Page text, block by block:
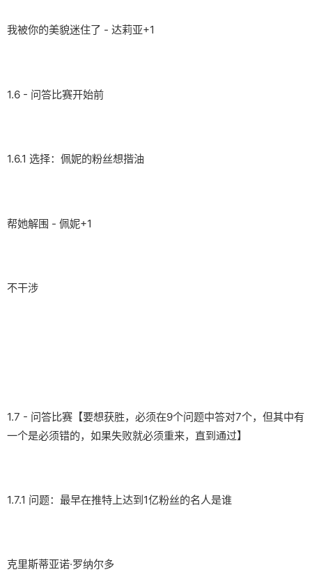
我被你的美貌迷住了 - 达莉亚+1
1.6 - 问答比赛开始前
1.6.1 选择：佩妮的粉丝想揩油
帮她解围 - 佩妮+1
不干涉
1.7 - 问答比赛【要想获胜，必须在9个问题中答对7个，但其中有
一个是必须错的，如果失败就必须重来，直到通过】
1.7.1 问题：最早在推特上达到1亿粉丝的名人是谁
克里斯蒂亚诺·罗纳尔多